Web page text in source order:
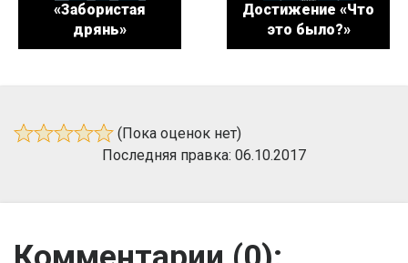
«Забористая
дрянь»
Достижение «Что
это было?»
(Пока оценок нет)
Последняя правка: 06.10.2017